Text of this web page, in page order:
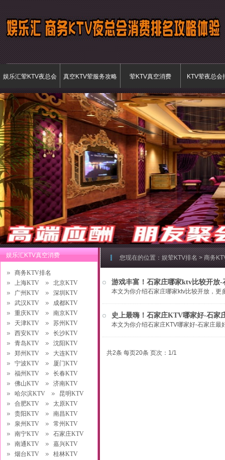
娱乐汇荤KTV夜总会 真空KTV荤服务攻略 荤KTV真空消费 KTV荤夜总会
您现在的位置：娱荤KTV排名>商务
游戏丰富！石家庄哪家ktv比较开放
本文为你介绍石家庄哪家ktv比较开放，
史上最嗨！石家庄KTV哪家好-石家
本文为你介绍石家庄KTV哪家好-石家庄
共2条 每页20条 页次：1/1
娱乐汇KTV真空消费
商务KTV排名
上海KTV
北京KTV
广州KTV
深圳KTV
武汉KTV
成都KTV
重庆KTV
南京KTV
天津KTV
苏州KTV
西安KTV
长沙KTV
青岛KTV
沈阳KTV
郑州KTV
大连KTV
宁波KTV
厦门KTV
福州KTV
长春KTV
佛山KTV
济南KTV
哈尔滨KTV
昆明KTV
合肥KTV
太原KTV
贵阳KTV
南昌KTV
泉州KTV
常州KTV
南宁KTV
石家庄KTV
南通KTV
嘉兴KTV
烟台KTV
桂林KTV